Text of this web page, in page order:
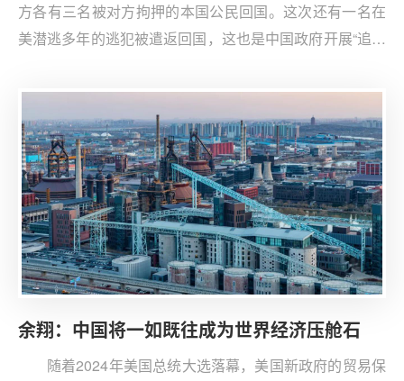
方各有三名被对方拘押的本国公民回国。这次还有一名在
美潜逃多年的逃犯被遣返回国，这也是中国政府开展“追逃
的，被认为是拜登政府任期结束前在对华政策方面的一次
突破。此外，美国国务院将赴华旅行提醒由三级降为二
级，并移除关于非法拘押风险的“D”字标注。此举有助于为
中美民间交流减少阻碍。
余翔：中国将一如既往成为世界经济压舱石
随着2024年美国总统大选落幕，美国新政府的贸易保